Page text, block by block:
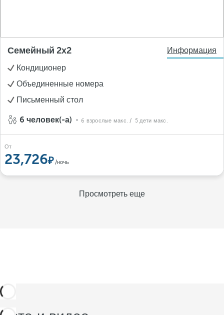
Семейный 2х2
Информация
Кондиционер
Объединенные номера
Письменный стол
6 человек(-а) 6 взрослые макс. / 5 дети макс.
От
23,726 /ночь
Просмотреть еще